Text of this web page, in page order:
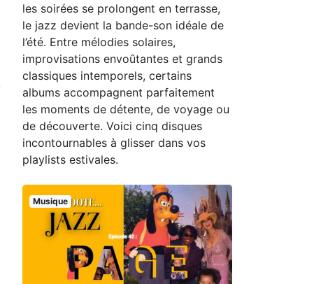
les soirées se prolongent en terrasse,
le jazz devient la bande-son idéale de
l’été. Entre mélodies solaires,
improvisations envoûtantes et grands
classiques intemporels, certains
albums accompagnent parfaitement
les moments de détente, de voyage ou
de découverte. Voici cinq disques
incontournables à glisser dans vos
playlists estivales.
Musique